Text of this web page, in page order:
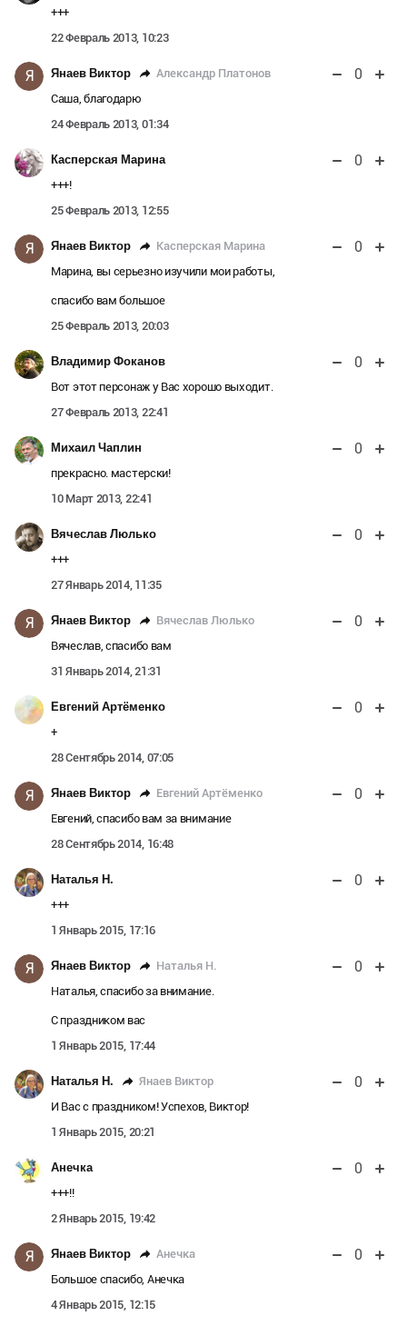
+++
22 Февраль 2013, 10:23
Я Янаев Виктор Александр Платонов 0
Саша, благодарю
24 Февраль 2013, 01:34
Касперская Марина 0
+++!
25 Февраль 2013, 12:55
Я Янаев Виктор Касперская Марина 0
Марина, вы серьезно изучили мои работы,
спасибо вам большое
25 Февраль 2013, 20:03
Владимир Фоканов 0
Вот этот персонаж у Вас хорошо выходит.
27 Февраль 2013, 22:41
Михаил Чаплин 0
прекрасно. мастерски!
10 Март 2013, 22:41
Вячеслав Люлько 0
+++
27 Январь 2014, 11:35
Я Янаев Виктор Вячеслав Люлько 0
Вячеслав, спасибо вам
31 Январь 2014, 21:31
Евгений Артёменко 0
+
28 Сентябрь 2014, 07:05
Я Янаев Виктор Евгений Артёменко 0
Евгений, спасибо вам за внимание
28 Сентябрь 2014, 16:48
Наталья Н. 0
+++
1 Январь 2015, 17:16
Я Янаев Виктор Наталья Н. 0
Наталья, спасибо за внимание.
С праздником вас
1 Январь 2015, 17:44
Наталья Н. Янаев Виктор 0
И Вас с праздником! Успехов, Виктор!
1 Январь 2015, 20:21
Анечка 0
+++!!
2 Январь 2015, 19:42
Я Янаев Виктор Анечка 0
Большое спасибо, Анечка
4 Январь 2015, 12:15